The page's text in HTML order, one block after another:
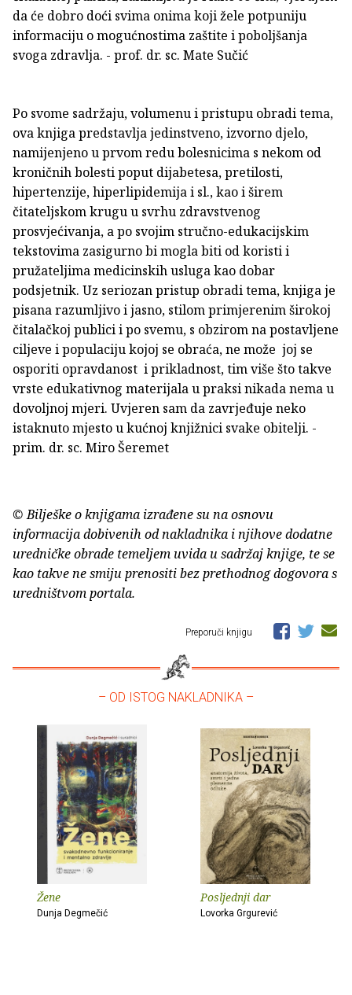
da će dobro doći svima onima koji žele potpuniju
informaciju o mogućnostima zaštite i poboljšanja
svoga zdravlja. - prof. dr. sc. Mate Sučić
Po svome sadržaju, volumenu i pristupu obradi tema,
ova knjiga predstavlja jedinstveno, izvorno djelo,
namijenjeno u prvom redu bolesnicima s nekom od
kroničnih bolesti poput dijabetesa, pretilosti,
hipertenzije, hiperlipidemija i sl., kao i širem
čitateljskom krugu u svrhu zdravstvenog
prosvjećivanja, a po svojim stručno-edukacijskim
tekstovima zasigurno bi mogla biti od koristi i
pružateljima medicinskih usluga kao dobar
podsjetnik. Uz seriozan pristup obradi tema, knjiga je
pisana razumljivo i jasno, stilom primjerenim širokoj
čitalačkoj publici i po svemu, s obzirom na postavljene
ciljeve i populaciju kojoj se obraća, ne može joj se
osporiti opravdanost i prikladnost, tim više što takve
vrste edukativnog materijala u praksi nikada nema u
dovoljnoj mjeri. Uvjeren sam da zavrjeđuje neko
istaknuto mjesto u kućnoj knjižnici svake obitelji. -
prim. dr. sc. Miro Šeremet
© Bilješke o knjigama izrađene su na osnovu
informacija dobivenih od nakladnika i njihove dodatne
uredničke obrade temeljem uvida u sadržaj knjige, te se
kao takve ne smiju prenositi bez prethodnog dogovora s
uredništvom portala.
Preporuči knjigu
– OD ISTOG NAKLADNIKA –
Žene
Dunja Degmečić
Posljednji dar
Lovorka Grgurević